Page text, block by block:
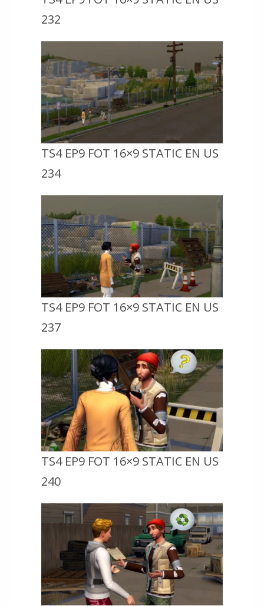
232
TS4 EP9 FOT 16×9 STATIC EN US
234
TS4 EP9 FOT 16×9 STATIC EN US
237
TS4 EP9 FOT 16×9 STATIC EN US
240